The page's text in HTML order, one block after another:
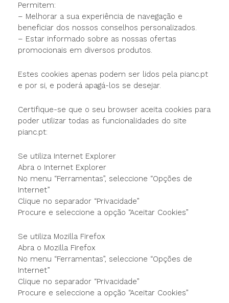
Permitem:
– Melhorar a sua experiência de navegação e
beneficiar dos nossos conselhos personalizados.
– Estar informado sobre as nossas ofertas
promocionais em diversos produtos.
Estes cookies apenas podem ser lidos pela pianc.pt
e por si, e poderá apagá-los se desejar.
Certifique-se que o seu browser aceita cookies para
poder utilizar todas as funcionalidades do site
pianc.pt:
Se utiliza Internet Explorer
Abra o Internet Explorer
No menu “Ferramentas”, seleccione “Opções de
Internet”
Clique no separador “Privacidade”
Procure e seleccione a opção “Aceitar Cookies”
Se utiliza Mozilla Firefox
Abra o Mozilla Firefox
No menu “Ferramentas”, seleccione “Opções de
Internet”
Clique no separador “Privacidade”
Procure e seleccione a opção “Aceitar Cookies”